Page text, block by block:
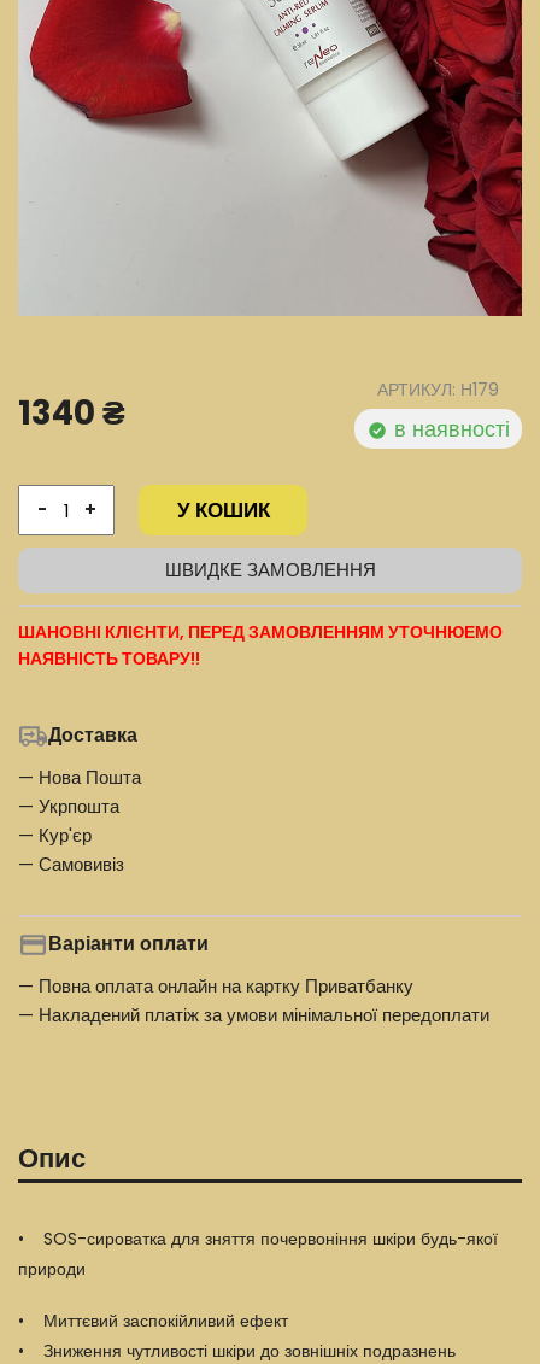
1340 ₴ АРТИКУЛ: Н179
в наявності
- + У КОШИК
ШВИДКЕ ЗАМОВЛЕННЯ
ШАНОВНІ КЛІЄНТИ, ПЕРЕД ЗАМОВЛЕННЯМ УТОЧНЮЕМО
НАЯВНІСТЬ ТОВАРУ!!
Доставка
— Нова Пошта
— Укрпошта
— Кур'єр
— Самовивіз
Варіанти оплати
— Повна оплата онлайн на картку Приватбанку
— Накладений платіж за умови мінімальної передоплати
Опис
• SOS-сироватка для зняття почервоніння шкіри будь-якої
природи
• Миттєвий заспокійливий ефект
• Зниження чутливості шкіри до зовнішніх подразнень